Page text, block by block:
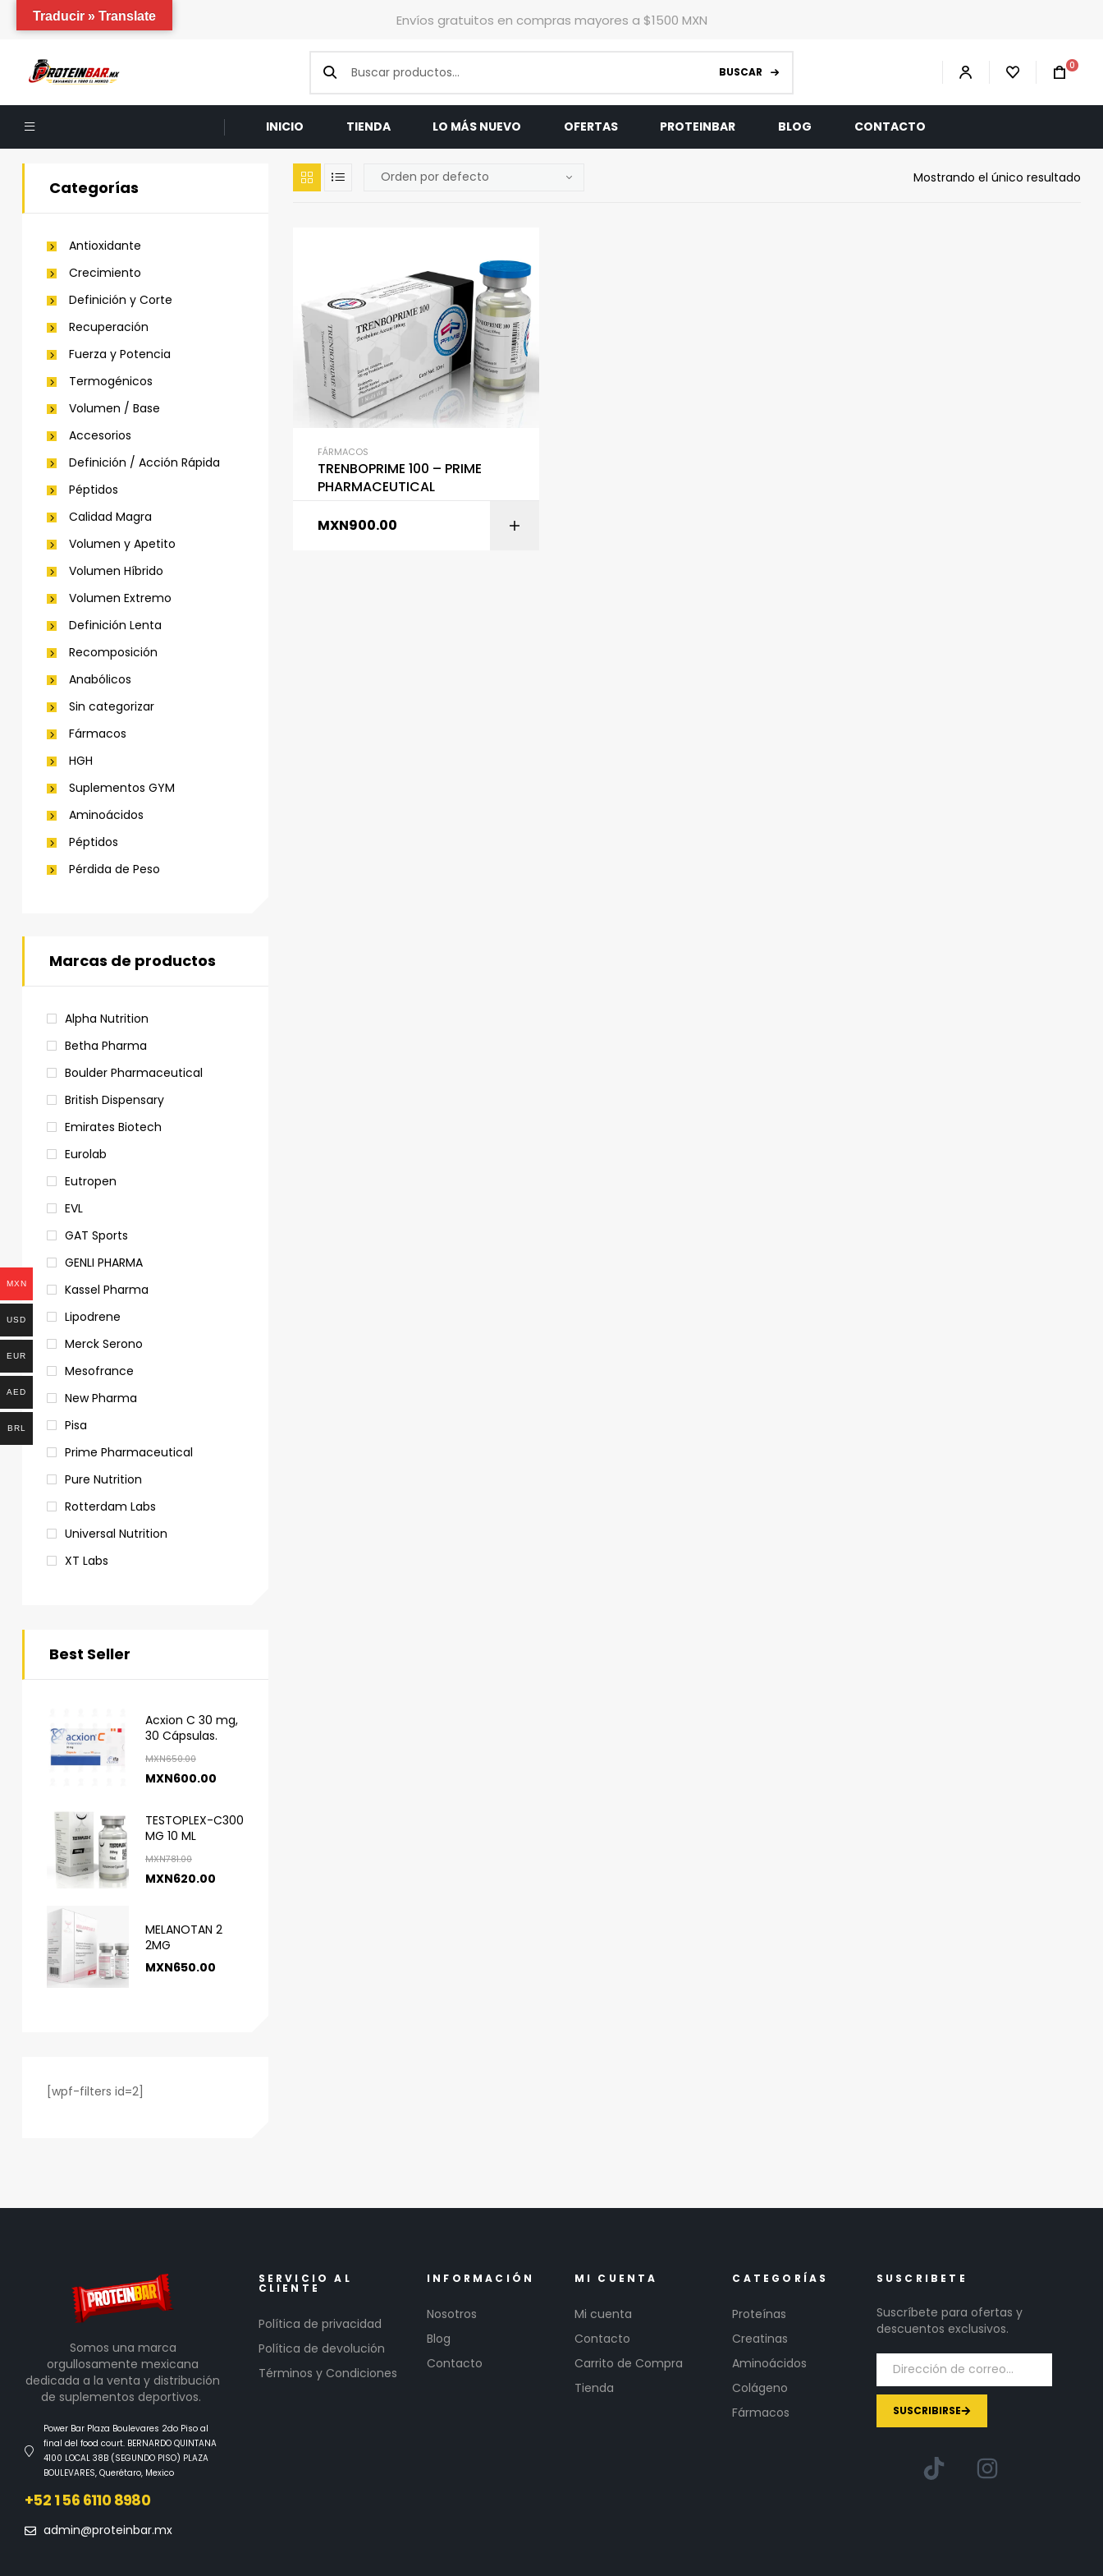
Envíos gratuitos en compras mayores a $1500 MXN
BUSCAR 0
INICIO TIENDA LO MÁS NUEVO OFERTAS PROTEINBAR BLOG CONTACTO
Mostrando el único resultado
FÁRMACOS
TRENBOPRIME 100 – PRIME
PHARMACEUTICAL
MXN900.00
Categorías
Antioxidante
Crecimiento
Definición y Corte
Recuperación
Fuerza y Potencia
Termogénicos
Volumen / Base
Accesorios
Definición / Acción Rápida
Péptidos
Calidad Magra
Volumen y Apetito
Volumen Híbrido
Volumen Extremo
Definición Lenta
Recomposición
Anabólicos
Sin categorizar
Fármacos
HGH
Suplementos GYM
Aminoácidos
Péptidos
Pérdida de Peso
Marcas de productos
Alpha Nutrition
Betha Pharma
Boulder Pharmaceutical
British Dispensary
Emirates Biotech
Eurolab
Eutropen
EVL
GAT Sports
GENLI PHARMA
Kassel Pharma
Lipodrene
Merck Serono
Mesofrance
New Pharma
Pisa
Prime Pharmaceutical
Pure Nutrition
Rotterdam Labs
Universal Nutrition
XT Labs
Best Seller
Acxion C 30 mg,
30 Cápsulas.
MXN650.00
MXN600.00
TESTOPLEX-C300
MG 10 ML
MXN781.00
MXN620.00
MELANOTAN 2
2MG
MXN650.00
[wpf-filters id=2]
Somos una marca
orgullosamente mexicana
dedicada a la venta y distribución
de suplementos deportivos.
Power Bar Plaza Boulevares 2do Piso al
final del food court. BERNARDO QUINTANA
4100 LOCAL 38B (SEGUNDO PISO) PLAZA
BOULEVARES, Querétaro, Mexico
+52 1 56 6110 8980
admin@proteinbar.mx
SERVICIO AL
CLIENTE
Política de privacidad
Política de devolución
Términos y Condiciones
INFORMACIÓN
Nosotros
Blog
Contacto
MI CUENTA
Mi cuenta
Contacto
Carrito de Compra
Tienda
CATEGORÍAS
Proteínas
Creatinas
Aminoácidos
Colágeno
Fármacos
SUSCRIBETE
Suscríbete para ofertas y
descuentos exclusivos.
SUSCRIBIRSE
Traducir » Translate
MXN
USD
EUR
AED
BRL